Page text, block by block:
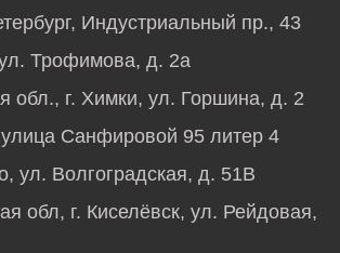
Индустриальный пр., 43
Трофимова, д. 2а
обл., г. Химки, ул. Горшина, д. 2
Санфировой 95 литер 4
ул. Волгоградская, д. 51В
обл, г. Киселёвск, ул. Рейдовая,